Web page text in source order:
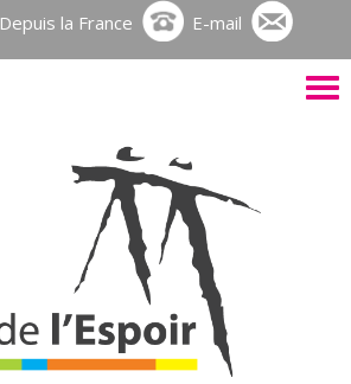
Depuis la France E-mail
le